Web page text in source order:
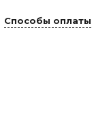
Способы оплаты